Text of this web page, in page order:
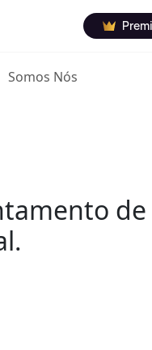
Somos Nós
de